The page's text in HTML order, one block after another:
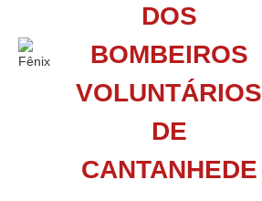
DOS
BOMBEIROS
VOLUNTÁRIOS
DE
CANTANHEDE